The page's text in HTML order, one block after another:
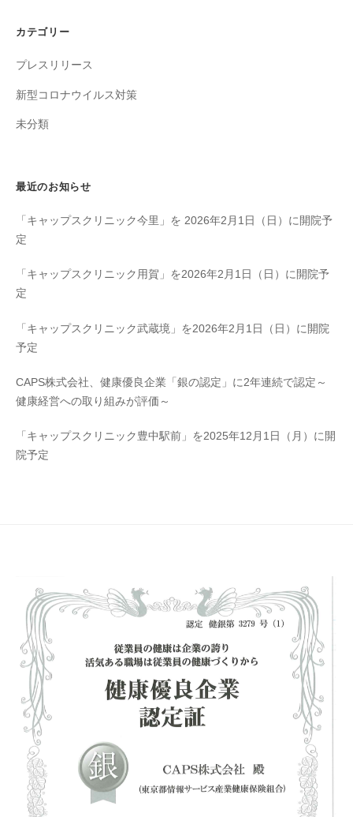
カテゴリー
プレスリリース
新型コロナウイルス対策
未分類
最近のお知らせ
「キャップスクリニック今里」を 2026年2月1日（日）に開院予
定
「キャップスクリニック用賀」を2026年2月1日（日）に開院予
定
「キャップスクリニック武蔵境」を2026年2月1日（日）に開院
予定
CAPS株式会社、健康優良企業「銀の認定」に2年連続で認定～
健康経営への取り組みが評価～
「キャップスクリニック豊中駅前」を2025年12月1日（月）に開
院予定